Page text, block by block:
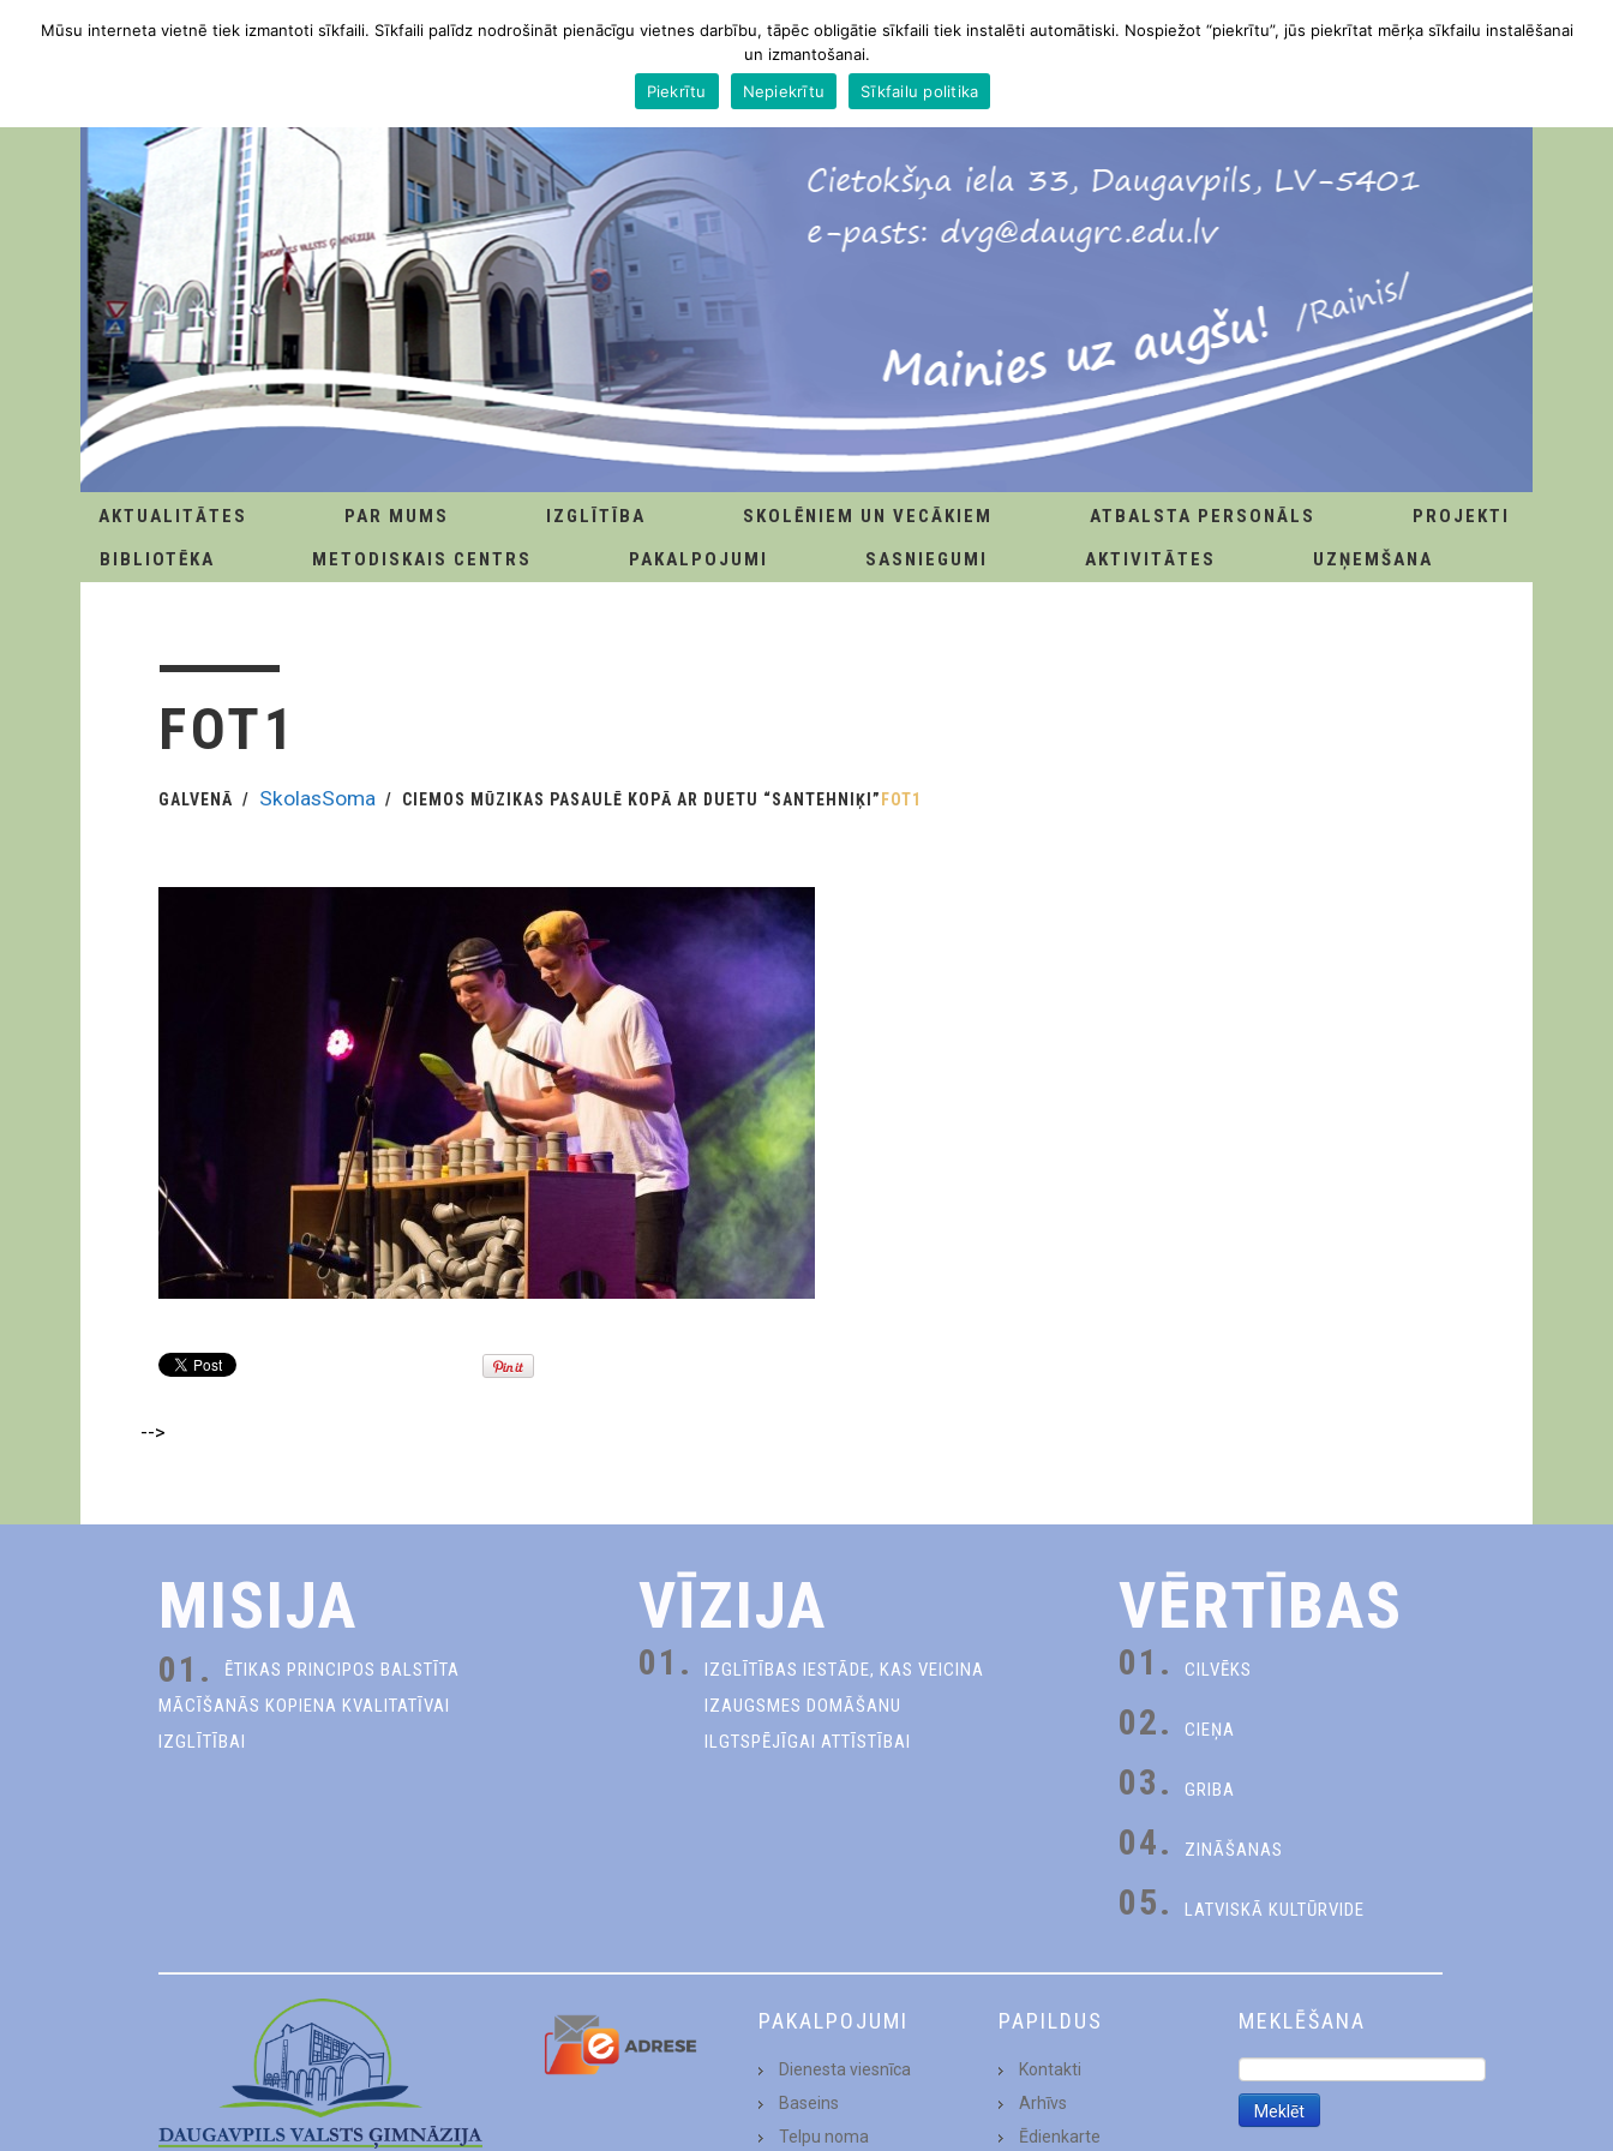
AKTUALITĀTES PAR MUMS IZGLĪTĪBA SKOLĒNIEM UN VECĀKIEM ATBALSTA PERSONĀLS
PROJEKTI
BIBLIOTĒKA
METODISKAIS CENTRS PAKALPOJUMI SASNIEGUMI AKTIVITĀTES UZŅEMŠANA
FOT1
GALVENĀ SkolasSoma CIEMOS MŪZIKAS PASAULĒ KOPĀ AR DUETU “SANTEHNIĶI” FOT1
-->
MISIJA
01.
ĒTIKAS PRINCIPOS BALSTĪTA
MĀCĪŠANĀS KOPIENA KVALITATĪVAI
IZGLĪTĪBAI
VĪZIJA
01.
IZGLĪTĪBAS IESTĀDE, KAS VEICINA
IZAUGSMES DOMĀŠANU
ILGTSPĒJĪGAI ATTĪSTĪBAI
VĒRTĪBAS
01. CILVĒKS
02. CIEŅA
03. GRIBA
04. ZINĀŠANAS
05. LATVISKĀ KULTŪRVIDE
PAKALPOJUMI
Dienesta viesnīca
Baseins
Telpu noma
PAPILDUS
Kontakti
Arhīvs
Ēdienkarte
MEKLĒŠANA
Mūsu interneta vietnē tiek izmantoti sīkfaili. Sīkfaili palīdz nodrošināt pienācīgu vietnes darbību, tāpēc obligātie sīkfaili tiek instalēti automātiski. Nospiežot “piekrītu”, jūs piekrītat mērķa sīkfailu instalēšanai
un izmantošanai.
Piekrītu
Nepiekrītu Sīkfailu politika